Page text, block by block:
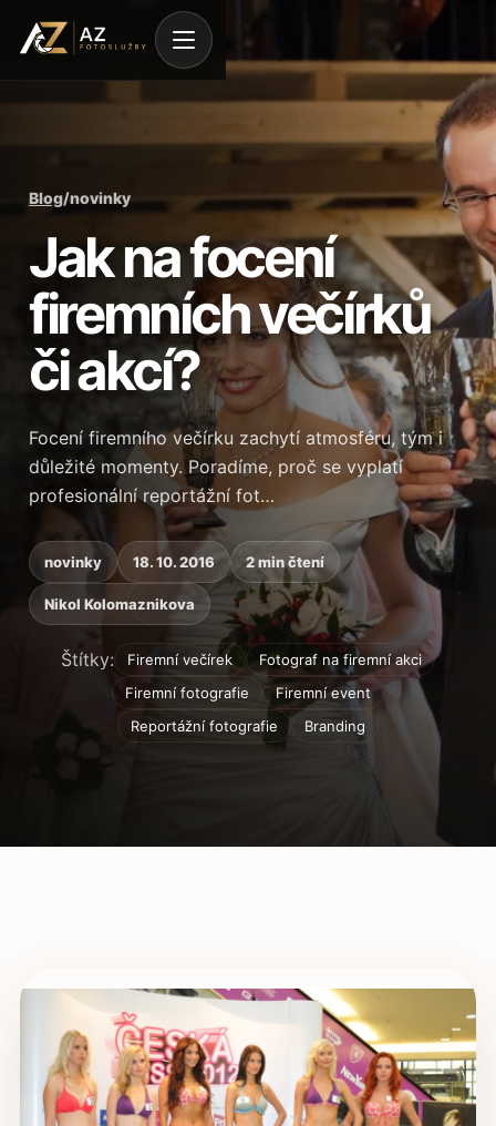
Blog/novinky
Jak na focení
firemních večírků
či akcí?
Focení firemního večírku zachytí atmosféru, tým i
důležité momenty. Poradíme, proč se vyplatí
profesionální reportážní fot…
novinky 18. 10. 2016 2 min čtení
Nikol Kolomaznikova
Štítky: Firemní večírek
Fotograf na firemní akci
Firemní fotografie
Firemní event
Reportážní fotografie
Branding